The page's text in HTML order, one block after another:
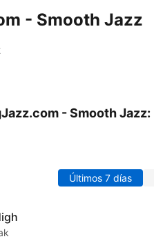
- Smooth Jazz
- Smooth Jazz:
Últimos 7 días